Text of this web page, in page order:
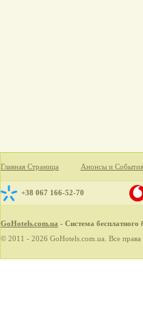
Главная Страница Анонсы и События
+38 067 166-52-70
GoHotels.com.ua - Система бесплатного
© 2011 - 2026 GoHotels.com.ua. Все права